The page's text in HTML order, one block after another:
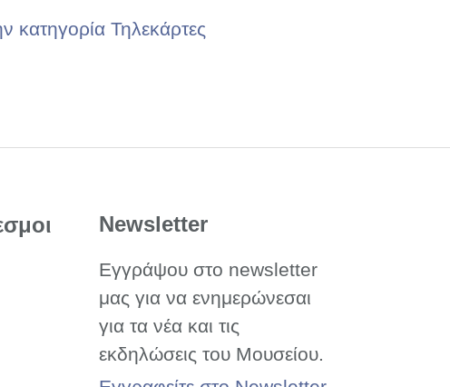
κατηγορία Τηλεκάρτες
Newsletter
Εγγράψου στο newsletter
μας για να ενημερώνεσαι
για τα νέα και τις
εκδηλώσεις του Μουσείου.